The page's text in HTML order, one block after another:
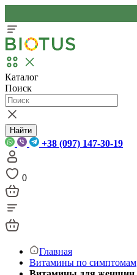
Каталог
Поиск
Найти
+38 (097) 147-30-19
0
Главная
Витамины по симптомам